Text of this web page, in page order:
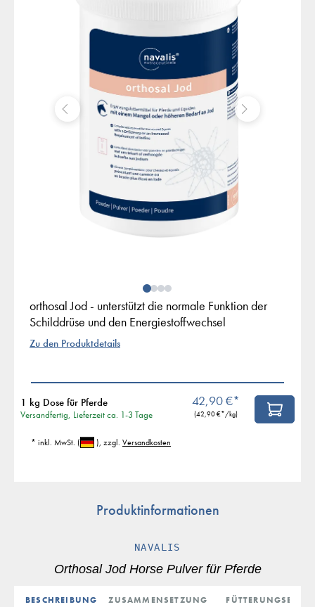
orthosal Jod - unterstützt die normale Funktion der
Schilddrüse und den Energiestoffwechsel
Zu den Produktdetails
1 kg Dose für Pferde
Versandfertig, Lieferzeit ca. 1-3 Tage
42,90 €*
(42,90 €*/kg)
* inkl. MwSt. ( ), zzgl. Versandkosten
Produktinformationen
NAVALIS
Orthosal Jod Horse Pulver für Pferde
BESCHREIBUNG ZUSAMMENSETZUNG